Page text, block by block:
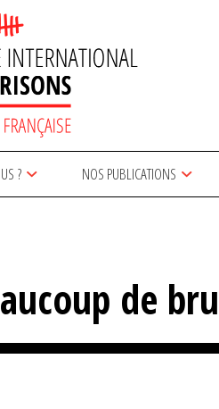
? NOS PUBLICATIONS
de